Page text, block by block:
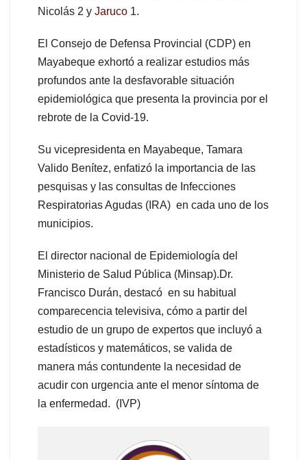
Nicolás 2 y Jaruco 1.
El Consejo de Defensa Provincial (CDP) en
Mayabeque exhortó a realizar estudios más
profundos ante la desfavorable situación
epidemiológica que presenta la provincia por el
rebrote de la Covid-19.
Su vicepresidenta en Mayabeque, Tamara
Valido Benítez, enfatizó la importancia de las
pesquisas y las consultas de Infecciones
Respiratorias Agudas (IRA) en cada uno de los
municipios.
El director nacional de Epidemiología del
Ministerio de Salud Pública (Minsap).Dr.
Francisco Durán, destacó en su habitual
comparecencia televisiva, cómo a partir del
estudio de un grupo de expertos que incluyó a
estadísticos y matemáticos, se valida de
manera más contundente la necesidad de
acudir con urgencia ante el menor síntoma de
la enfermedad. (IVP)